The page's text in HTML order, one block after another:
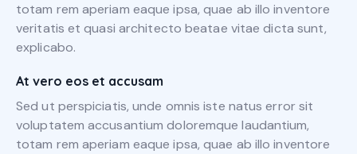
totam rem aperiam eaque ipsa, quae ab illo inventore
veritatis et quasi architecto beatae vitae dicta sunt,
explicabo.
At vero eos et accusam
Sed ut perspiciatis, unde omnis iste natus error sit
voluptatem accusantium doloremque laudantium,
totam rem aperiam eaque ipsa, quae ab illo inventore